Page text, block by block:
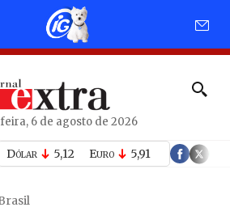
6 de agosto de 2026
Dólar 5,12 Euro 5,91